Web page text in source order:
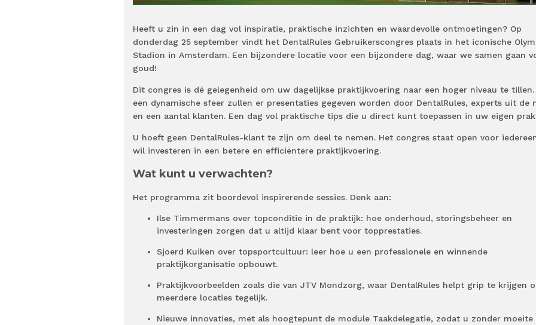
Heeft u zin in een dag vol inspiratie, praktische inzichten en waardevolle ontmoetingen? Op
donderdag 25 september vindt het DentalRules Gebruikerscongres plaats in het iconische
Stadion in Amsterdam. Een bijzondere locatie voor een bijzondere dag, waar we samen gaan
goud!
Dit congres is dé gelegenheid om uw dagelijkse praktijkvoering naar een hoger niveau te tillen.
een dynamische sfeer zullen er presentaties gegeven worden door DentalRules, experts uit de
en een aantal klanten. Een dag vol praktische tips die u direct kunt toepassen in uw eigen
U hoeft geen DentalRules-klant te zijn om deel te nemen. Het congres staat open voor
wil investeren in een betere en efficiëntere praktijkvoering.
Wat kunt u verwachten?
Het programma zit boordevol inspirerende sessies. Denk aan:
Ilse Timmermans over topconditie in de praktijk: hoe onderhoud, storingsbeheer en
investeringen zorgen dat u altijd klaar bent voor topprestaties.
Sjoerd Kuiken over topsportcultuur: leer hoe u een professionele en winnende
praktijkorganisatie opbouwt.
Praktijkvoorbeelden zoals die van JTV Mondzorg, waar DentalRules helpt grip te krijgen
meerdere locaties tegelijk.
Nieuwe innovaties, met als hoogtepunt de module Taakdelegatie, zodat u zonder moeite